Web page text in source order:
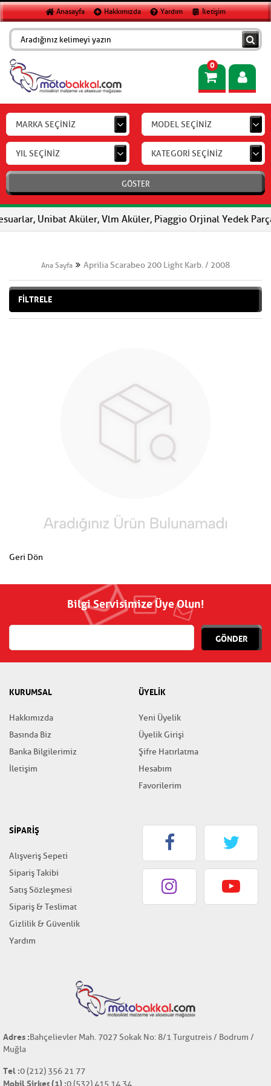
Anasayfa Hakkımızda Yardım İletişim
0
MARKA SEÇİNİZ MODEL SEÇİNİZ
YIL SEÇİNİZ KATEGORİ SEÇİNİZ
GÖSTER
Unibat Aküler, Vlm Aküler, Piaggio Orjinal Yedek
Ana Sayfa Aprilia Scarabeo 200 Light Karb. / 2008
FİLTRELE
Geri Dön
Bilgi Servisimize Üye Olun!
GÖNDER
KURUMSAL
Hakkımızda
Basında Biz
Banka Bilgilerimiz
İletişim
ÜYELİK
Yeni Üyelik
Üyelik Girişi
Şifre Hatırlatma
Hesabım
Favorilerim
SİPARİŞ
Alışveriş Sepeti
Sipariş Takibi
Satış Sözleşmesi
Sipariş & Teslimat
Gizlilik & Güvenlik
Yardım
Adres :Bahçelievler Mah. 7027 Sokak No: 8/1 Turgutreis / Bodrum /
Muğla
Tel :0 (212) 356 21 77
Mobil Şirket (1) :0 (532) 415 14 34